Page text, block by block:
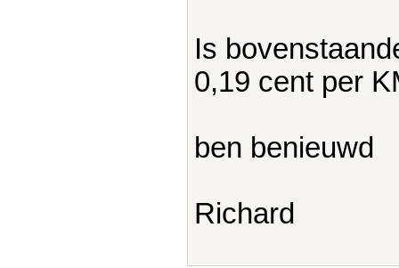
Is
0,19 cent per
ben benieuwd
Richard